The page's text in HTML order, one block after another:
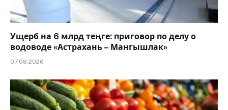
Ущерб на 6 млрд теңге: приговор по делу о
водоводе «Астрахань – Мангышлак»
07.08.2026